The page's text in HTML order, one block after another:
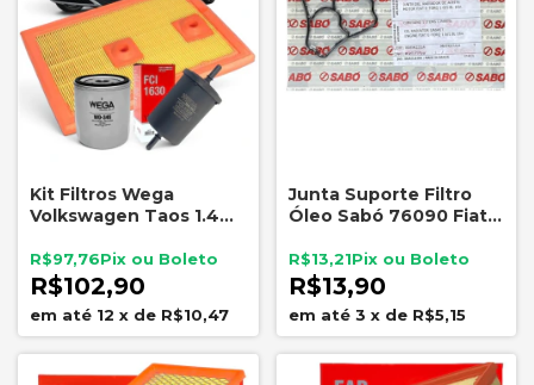
Kit Filtros Wega
Volkswagen Taos 1.4
Combustível
R$102,90
R$97,76
12 x de R$10,47
Junta Suporte Filtro
Óleo Sabó 76090 Fiat
R$13,90
R$13,21
3 x de R$5,15